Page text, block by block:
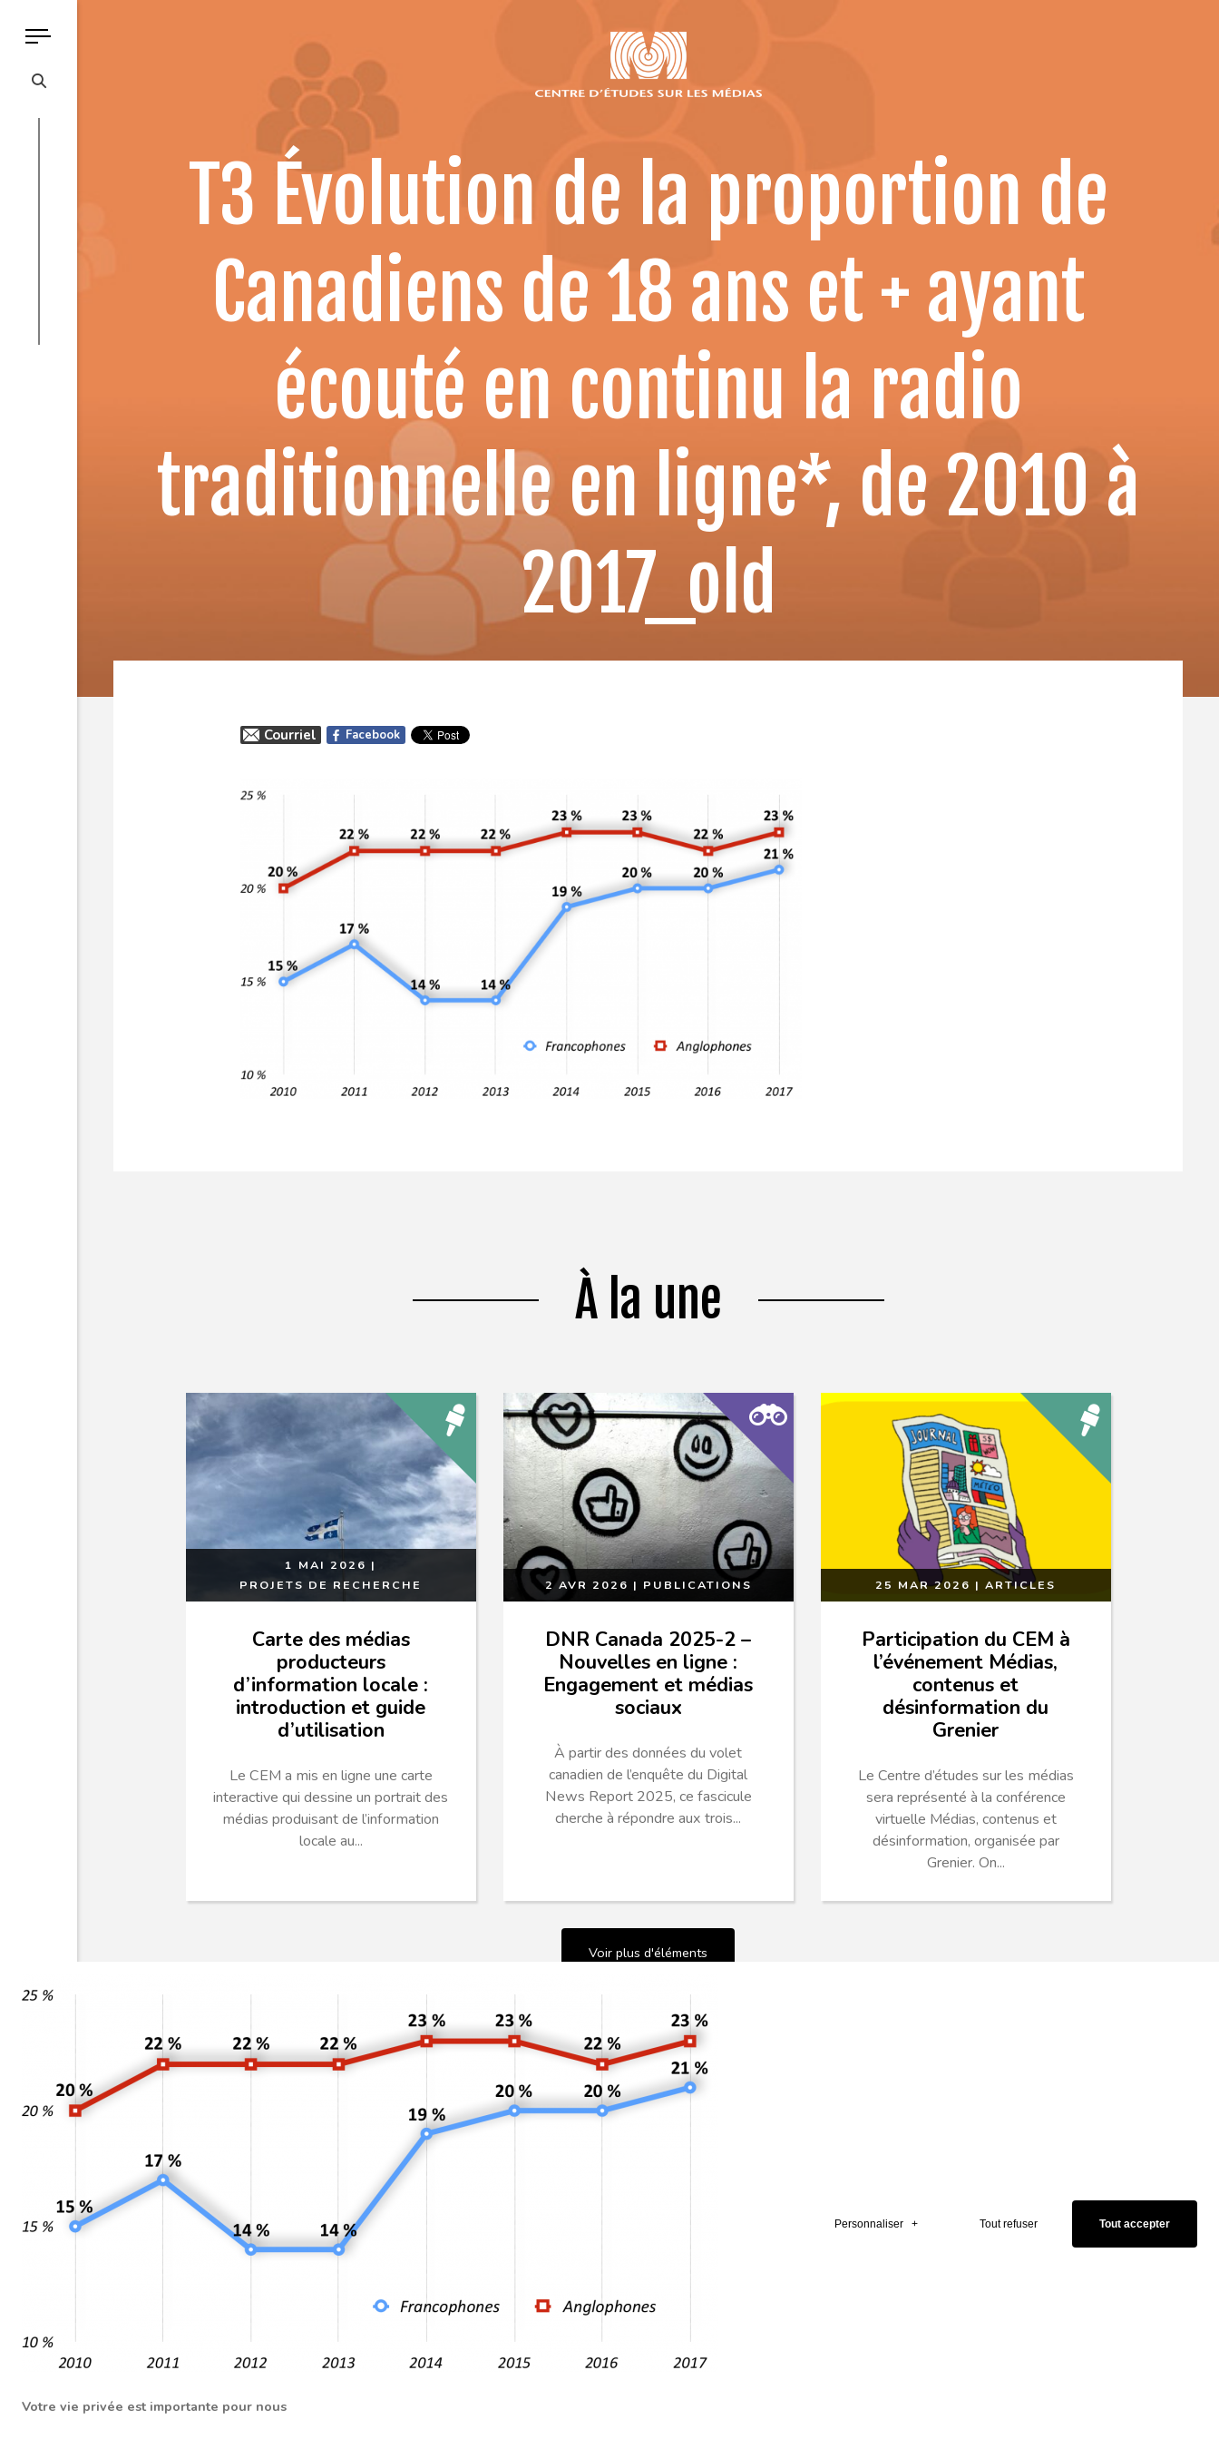
T3 Évolution de la proportion de
Canadiens de 18 ans et + ayant
écouté en continu la radio
traditionnelle en ligne*, de 2010 à
2017_old
Courriel Facebook
À la une
1 MAI 2026 |
PROJETS DE RECHERCHE
Carte des médias
producteurs
d’information locale :
introduction et guide
d’utilisation
Le CEM a mis en ligne une carte
interactive qui dessine un portrait des
médias produisant de l’information
locale au...
2 AVR 2026 | PUBLICATIONS
DNR Canada 2025-2 –
Nouvelles en ligne :
Engagement et médias
sociaux
À partir des données du volet
canadien de l’enquête du Digital
News Report 2025, ce fascicule
cherche à répondre aux trois...
25 MAR 2026 | ARTICLES
Participation du CEM à
l’événement Médias,
contenus et
désinformation du
Grenier
Le Centre d’études sur les médias
sera représenté à la conférence
virtuelle Médias, contenus et
désinformation, organisée par
Grenier. On...
Voir plus d'éléments
Accueil
À propos du CEM
Journalisme
Tous droits réservés © 2026 Centre d'études sur les médias - Conception et réalisation :
Votre vie privée est importante pour nous
Personnaliser + Tout refuser Tout accepter